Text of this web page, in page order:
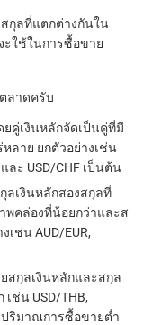
กุลที่แตกต่างกันใน
ใช้ในการซื้อขาย
ลาดครับ
ยคู่เงินหลักจัดเป็นคู่ที่มี
ลาย ยกตัวอย่างเช่น
และ USD/CHF เป็นต้น
ลเงินหลักสองสกุลที่
พคล่องที่น้อยกว่าและส
เช่น AUD/EUR,
สกุลเงินหลักและสกุล
ช่น USD/THB,
ปริมาณการซื้อขายต่ำ